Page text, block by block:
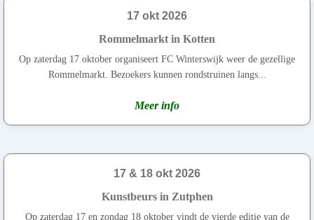
17 okt 2026
Rommelmarkt in Kotten
Op zaterdag 17 oktober organiseert FC Winterswijk weer de gezellige
Rommelmarkt. Bezoekers kunnen rondstruinen langs...
Meer info
17 & 18 okt 2026
Kunstbeurs in Zutphen
Op zaterdag 17 en zondag 18 oktober vindt de vierde editie van de